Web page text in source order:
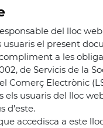
del lloc
usuaris el present
a les
de Servicis de la
Comerç Electrònic
els usuaris del lloc
d'este.
accedisca a este